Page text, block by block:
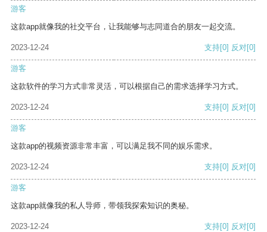
游客
这款app就像我的社交平台，让我能够与志同道合的朋友一起交流。
2023-12-24 支持[0] 反对[0]
游客
这款软件的学习方式非常灵活，可以根据自己的需求选择学习方式。
2023-12-24 支持[0] 反对[0]
游客
这款app的视频资源非常丰富，可以满足我不同的娱乐需求。
2023-12-24 支持[0] 反对[0]
游客
这款app就像我的私人导师，带领我探索知识的奥秘。
2023-12-24 支持[0] 反对[0]